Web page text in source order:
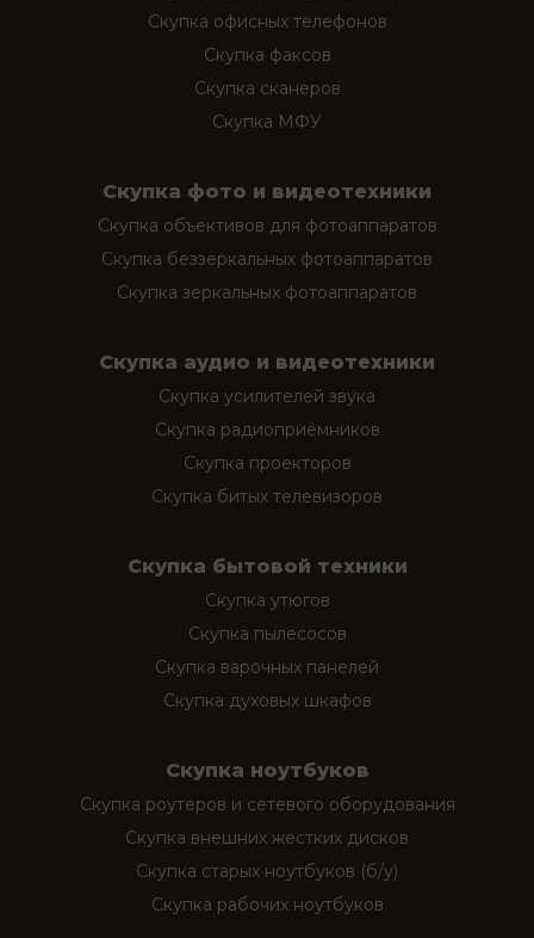
Скупка офисных телефонов
Скупка факсов
Скупка сканеров
Скупка МФУ
Скупка фото и видеотехники
Скупка объективов для фотоаппаратов
Скупка беззеркальных фотоаппаратов
Скупка зеркальных фотоаппаратов
Скупка аудио и видеотехники
Скупка усилителей звука
Скупка радиоприёмников
Скупка проекторов
Скупка битых телевизоров
Скупка бытовой техники
Скупка утюгов
Скупка пылесосов
Скупка варочных панелей
Скупка духовых шкафов
Скупка ноутбуков
Скупка роутеров и сетевого оборудования
Скупка внешних жестких дисков
Скупка старых ноутбуков (б/у)
Скупка рабочих ноутбуков